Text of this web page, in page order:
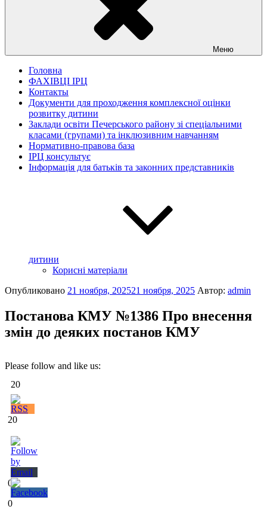
Меню
Головна
ФАХІВЦІ ІРЦ
Контакты
Документи для проходження комплексної оцінки
розвитку дитини
Заклади освіти Печерського району зі спеціальними
класами (групами) та інклюзивним навчанням
Нормативно-правова база
ІРЦ консультує
Інформація для батьків та законних представників
дитини
Корисні матеріали
Опубликовано 21 ноября, 202521 ноября, 2025 Автор: admin
Постанова КМУ №1386 Про внесення
змін до деяких постанов КМУ
Please follow and like us:
20
20
0
0